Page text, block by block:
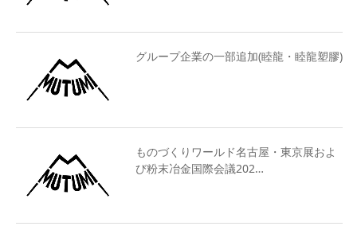
グループ企業の一部追加(睦龍・睦龍塑膠)
ものづくりワールド名古屋・東京展およ
び粉末冶金国際会議202…